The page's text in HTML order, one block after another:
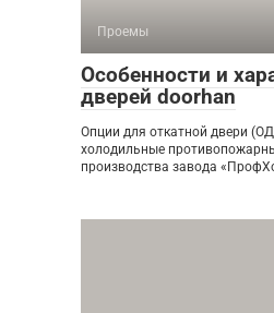
Проемы
Особенности и
дверей doorhan
Опции для откатной двери
холодильные
производства завода